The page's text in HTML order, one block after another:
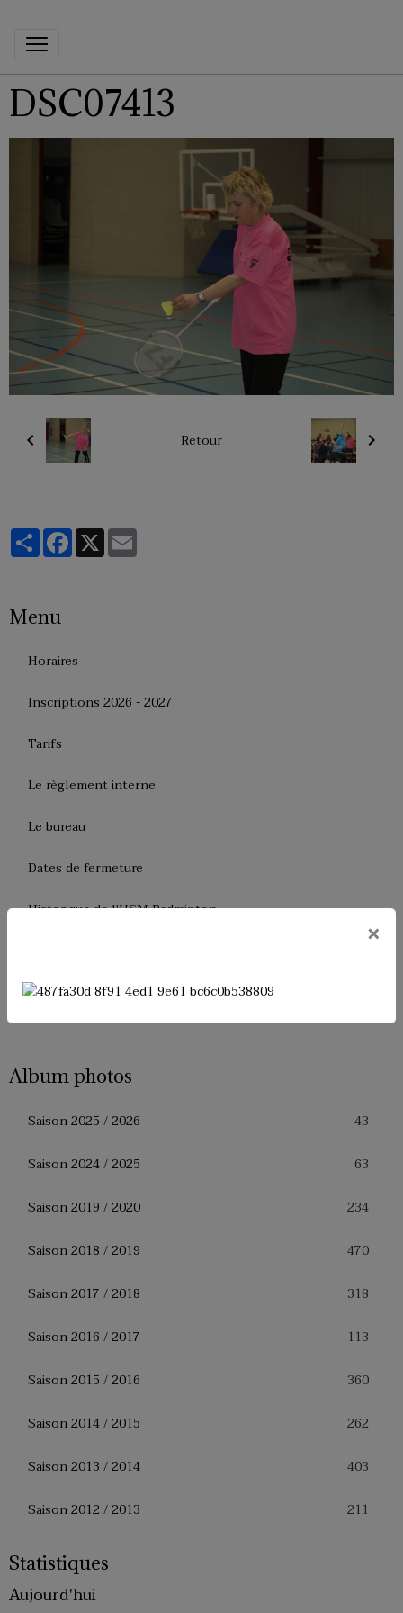
DSC07413
Retour
PartagerFacebook
X
Menu
Horaires
Inscriptions 2026 - 2027
Tarifs
Le règlement interne
Le bureau
Dates de fermeture
Historique de l'USM Badminton
Facebook
Album photos
Saison 2025 / 2026 43
Saison 2024 / 2025 63
Saison 2019 / 2020 234
Saison 2018 / 2019 470
Saison 2017 / 2018 318
Saison 2016 / 2017 113
Saison 2015 / 2016 360
Saison 2014 / 2015 262
Saison 2013 / 2014 403
Saison 2012 / 2013 211
Statistiques
Aujourd'hui
×